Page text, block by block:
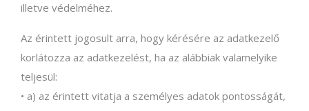
illetve védelméhez.
Az érintett jogosult arra, hogy kérésére az adatkezelő
korlátozza az adatkezelést, ha az alábbiak valamelyike
teljesül:
• a) az érintett vitatja a személyes adatok pontosságát,